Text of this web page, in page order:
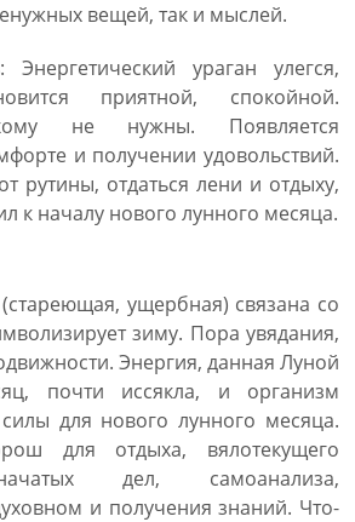
вещей, так и мыслей.
ураган улегся,
приятной, спокойной.
не нужны. Появляется
и получении удовольствий.
рутины, отдаться лени и отдыху,
к началу нового лунного месяца.
ущербная) связана со
зиму. Пора увядания,
Энергия, данная Луной
почти иссякла, и организм
для нового лунного месяца.
для отдыха, вялотекущего
дел, самоанализа,
и получения знаний. Что-